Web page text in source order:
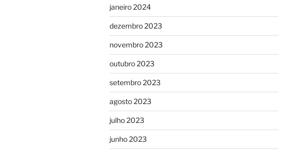
janeiro 2024
dezembro 2023
novembro 2023
outubro 2023
setembro 2023
agosto 2023
julho 2023
junho 2023